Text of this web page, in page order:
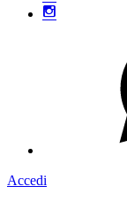
Accedi